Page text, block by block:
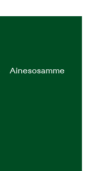
Ainesosamme